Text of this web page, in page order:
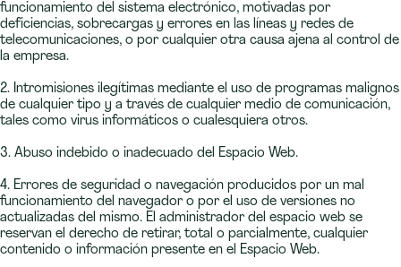
funcionamiento del sistema electrónico, motivadas por
deficiencias, sobrecargas y errores en las líneas y redes de
telecomunicaciones, o por cualquier otra causa ajena al control de
la empresa.
2. Intromisiones ilegítimas mediante el uso de programas malignos
de cualquier tipo y a través de cualquier medio de comunicación,
tales como virus informáticos o cualesquiera otros.
3. Abuso indebido o inadecuado del Espacio Web.
4. Errores de seguridad o navegación producidos por un mal
funcionamiento del navegador o por el uso de versiones no
actualizadas del mismo. El administrador del espacio web se
reservan el derecho de retirar, total o parcialmente, cualquier
contenido o información presente en el Espacio Web.